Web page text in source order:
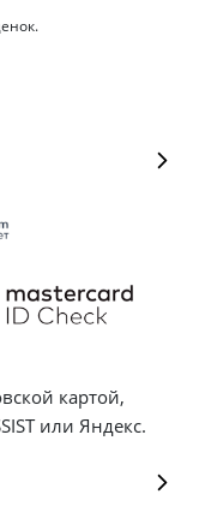
картой,
или Яндекс.